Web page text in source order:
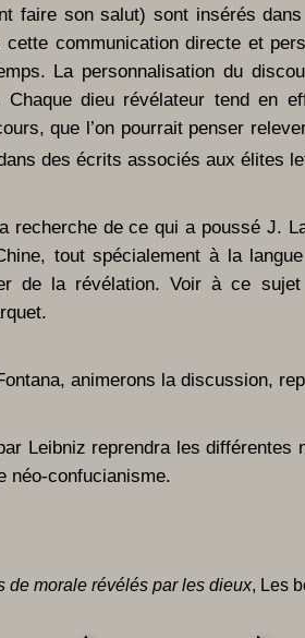
faire son salut) sont insérés
communication directe et
La personnalisation du
dieu révélateur tend en
que l’on pourrait penser
des écrits associés aux élites
recherche de ce qui a poussé J.
tout spécialement à la
de la révélation. Voir à ce sujet
animerons la discussion,
Leibniz reprendra les
néo-confucianisme.
de morale révélés par les dieux, Les